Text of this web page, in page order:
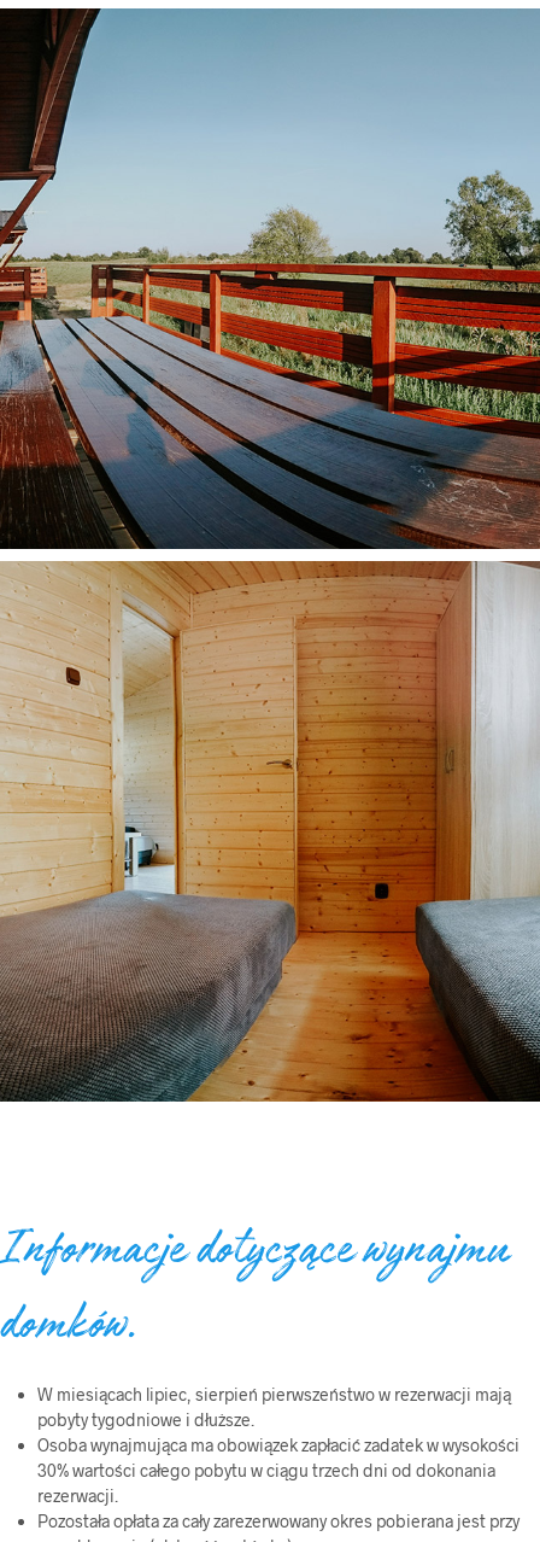
Informacje dotyczące wynajmu
domków.
W miesiącach lipiec, sierpień pierwszeństwo w rezerwacji mają
pobyty tygodniowe i dłuższe.
Osoba wynajmująca ma obowiązek zapłacić zadatek w wysokości
30% wartości całego pobytu w ciągu trzech dni od dokonania
rezerwacji.
Pozostała opłata za cały zarezerwowany okres pobierana jest przy